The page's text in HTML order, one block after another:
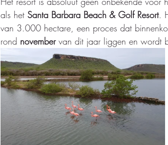
als het Santa Barbara Beach & Golf Resort.
van 3.000 hectare, een proces dat
rond november van dit jaar liggen en wordt